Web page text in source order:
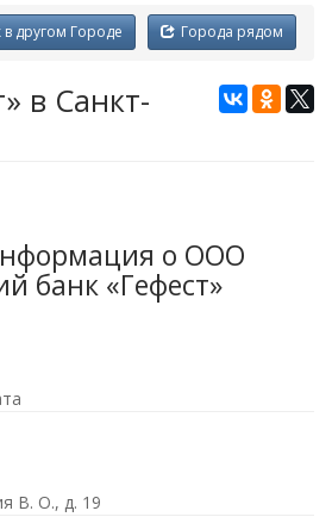
Города рядом
в другом Городе
в Санкт-
о ООО
банк «Гефест»
В. О., д. 19